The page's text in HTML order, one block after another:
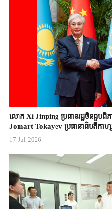
លោក Xi Jinping ប្រធានរដ្ឋចិន​ជួបពិ
Jomart ​Tokayev ​ប្រធានាធិបតី​កាហ្ស
17-Jul-2026